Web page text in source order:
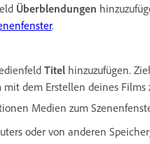
Überblendungen
.
Titel hinzuzufügen.
dem Erstellen deines Films
Medien zum
oder von anderen